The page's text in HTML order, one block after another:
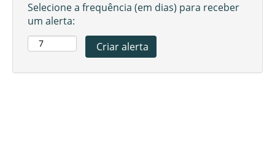
Selecione a frequência (em dias) para receber
um alerta: